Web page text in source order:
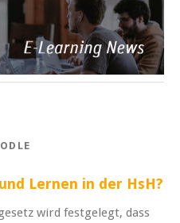
Lernen in der HsH?
wird festgelegt, dass